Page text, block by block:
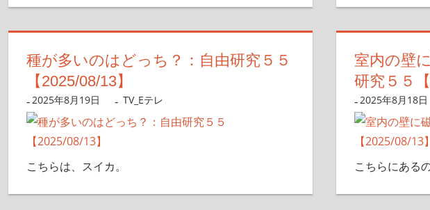
種が多いのはどっち？：自由研究５５
【2025/08/13】
2025年8月19日 nanigoto
TV_Eテレ
こちらは、スイカ。
室内の壁
研究５５
2025年8月18日
こちらにある